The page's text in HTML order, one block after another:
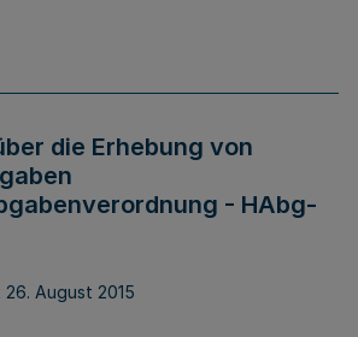
die Erhebung von
- HAbg-
26. August 2015